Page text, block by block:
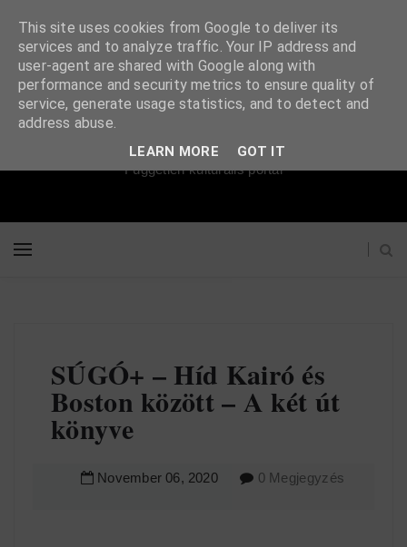
Súgópéldány
Független kulturális portál
SÚGÓ+ – Híd Kairó és
Boston között – A két út
könyve
November 06, 2020 0 Megjegyzés
This site uses cookies from Google to deliver its
services and to analyze traffic. Your IP address and
user-agent are shared with Google along with
performance and security metrics to ensure quality of
service, generate usage statistics, and to detect and
address abuse.
LEARN MORE GOT IT